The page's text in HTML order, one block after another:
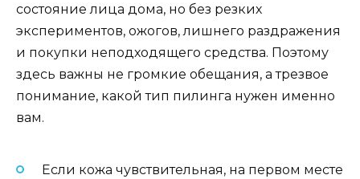
состояние лица дома, но без резких
экспериментов, ожогов, лишнего раздражения
и покупки неподходящего средства. Поэтому
здесь важны не громкие обещания, а трезвое
понимание, какой тип пилинга нужен именно
вам.
Если кожа чувствительная, на первом месте